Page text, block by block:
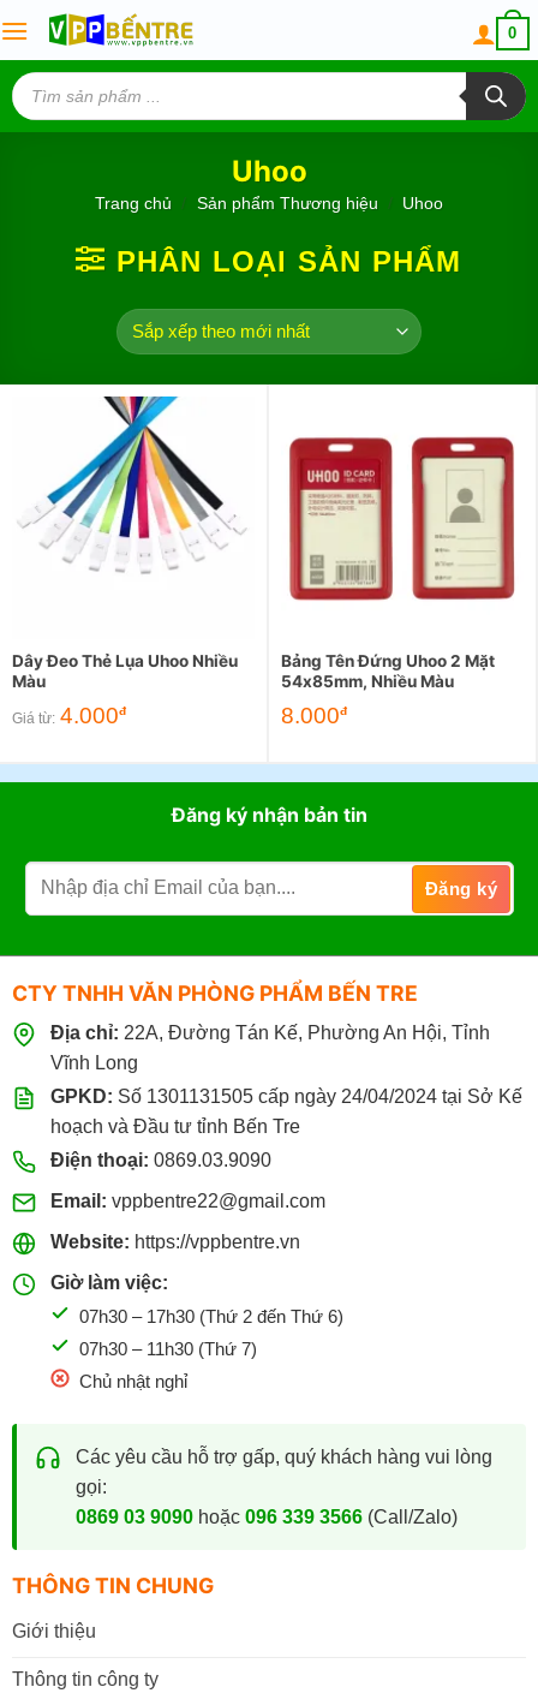
to
content
0
Tìm
kiếm
sản
phẩm
Uhoo
Trang chủ Sản phẩm Thương hiệu Uhoo
PHÂN LOẠI SẢN PHẨM
Dây Đeo Thẻ Lụa Uhoo Nhiều
Màu
Giá từ: 4.000đ
Bảng Tên Đứng Uhoo 2 Mặt
54x85mm, Nhiều Màu
8.000đ
Đăng ký nhận bản tin
CTY TNHH VĂN PHÒNG PHẨM BẾN TRE
Địa chỉ: 22A, Đường Tán Kế, Phường An Hội, Tỉnh
Vĩnh Long
GPKD: Số 1301131505 cấp ngày 24/04/2024 tại Sở Kế
hoạch và Đầu tư tỉnh Bến Tre
Điện thoại: 0869.03.9090
Email: vppbentre22@gmail.com
Website: https://vppbentre.vn
Giờ làm việc:
07h30 – 17h30 (Thứ 2 đến Thứ 6)
07h30 – 11h30 (Thứ 7)
Chủ nhật nghỉ
Các yêu cầu hỗ trợ gấp, quý khách hàng vui lòng
gọi:
0869 03 9090hoặc 096 339 3566(Call/Zalo)
THÔNG TIN CHUNG
Giới thiệu
Thông tin công ty